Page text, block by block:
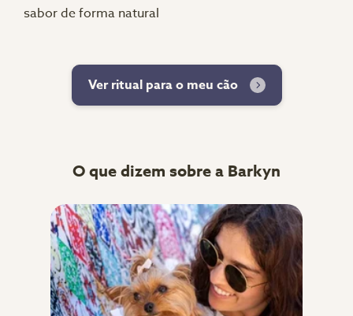
sabor de forma natural
Ver ritual para o meu cão
O que dizem sobre a Barkyn